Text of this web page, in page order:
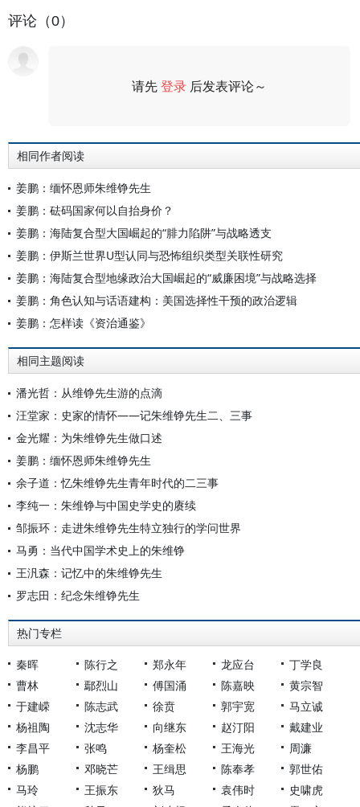
评论（0）
请先登录 后发表评论～
相同作者阅读
姜鹏：缅怀恩师朱维铮先生
姜鹏：砝码国家何以自抬身价？
姜鹏：海陆复合型大国崛起的“腓力陷阱”与战略透支
姜鹏：伊斯兰世界U型认同与恐怖组织类型关联性研究
姜鹏：海陆复合型地缘政治大国崛起的“威廉困境”与战略选择
姜鹏：角色认知与话语建构：美国选择性干预的政治逻辑
姜鹏：怎样读《资治通鉴》
相同主题阅读
潘光哲：从维铮先生游的点滴
汪堂家：史家的情怀——记朱维铮先生二、三事
金光耀：为朱维铮先生做口述
姜鹏：缅怀恩师朱维铮先生
余子道：忆朱维铮先生青年时代的二三事
李纯一：朱维铮与中国史学史的赓续
邹振环：走进朱维铮先生特立独行的学问世界
马勇：当代中国学术史上的朱维铮
王汎森：记忆中的朱维铮先生
罗志田：纪念朱维铮先生
热门专栏
秦晖 陈行之 郑永年 龙应台
丁学良
曹林
鄢烈山 傅国涌 陈嘉映
黄宗智
于建嵘
陈志武 徐贲 郭宇宽
马立诚
杨祖陶
沈志华 向继东 赵汀阳
戴建业
李昌平
张鸣 杨奎松 王海光
周濂
杨鹏
邓晓芒 王缉思 陈奉孝
郭世佑
马玲
王振东 狄马 袁伟时
史啸虎